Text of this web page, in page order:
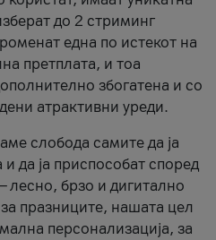
до 2 стриминг
една по истекот на
претплата, и тоа
збогатена и со
атрактивни уреди.
слобода самите да ја
и да ја приспособат според
лесно, брзо и дигитално
празниците, нашата цел
персонализација, за